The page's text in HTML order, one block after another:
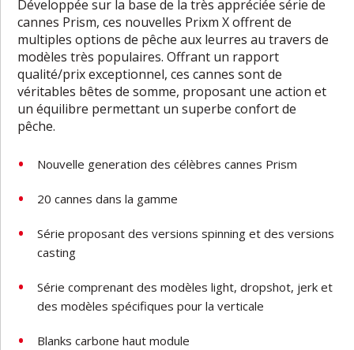
Développée sur la base de la très appréciée série de
cannes Prism, ces nouvelles Prixm X offrent de
multiples options de pêche aux leurres au travers de
modèles très populaires. Offrant un rapport
qualité/prix exceptionnel, ces cannes sont de
véritables bêtes de somme, proposant une action et
un équilibre permettant un superbe confort de
pêche.
Nouvelle generation des célèbres cannes Prism
20 cannes dans la gamme
Série proposant des versions spinning et des versions
casting
Série comprenant des modèles light, dropshot, jerk et
des modèles spécifiques pour la verticale
Blanks carbone haut module